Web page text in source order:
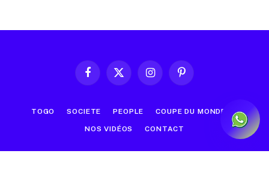
FacebookX
InstagramPinterest
TOGO SOCIETE PEOPLE COUPE DU MONDE
NOS VIDÉOS CONTACT